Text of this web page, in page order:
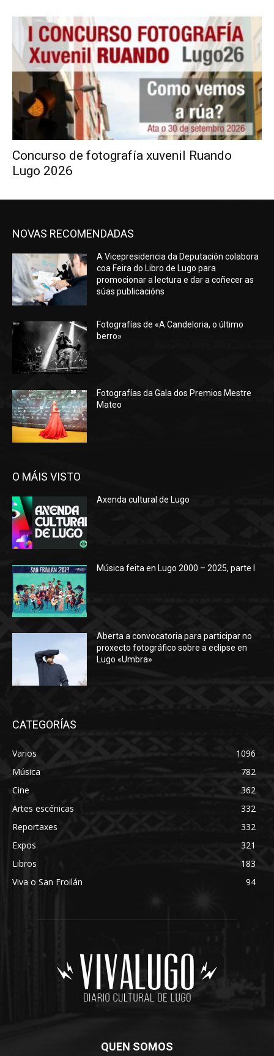
Concurso de fotografía xuvenil Ruando
Lugo 2026
NOVAS RECOMENDADAS
A Vicepresidencia da Deputación colabora
coa Feira do Libro de Lugo para
promocionar a lectura e dar a coñecer as
súas publicacións
Fotografías de «A Candeloria, o último
berro»
Fotografías da Gala dos Premios Mestre
Mateo
O MÁIS VISTO
Axenda cultural de Lugo
Música feita en Lugo 2000 – 2025, parte I
Aberta a convocatoria para participar no
proxecto fotográfico sobre a eclipse en
Lugo «Umbra»
CATEGORÍAS
Varios
1096
Música
782
Cine
362
Artes escénicas
332
Reportaxes
332
Expos
321
Libros
183
Viva o San Froilán
94
QUEN SOMOS